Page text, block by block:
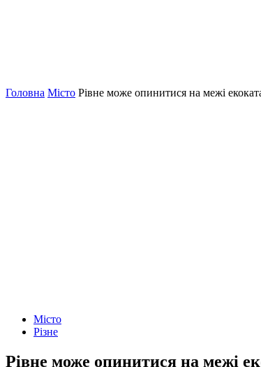
Головна Місто Рівне може опинитися на межі
Місто
Різне
Рівне може опинитися на межі